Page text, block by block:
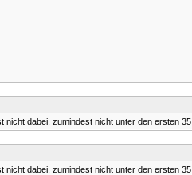
nicht dabei, zumindest nicht unter den ersten 35
nicht dabei, zumindest nicht unter den ersten 35